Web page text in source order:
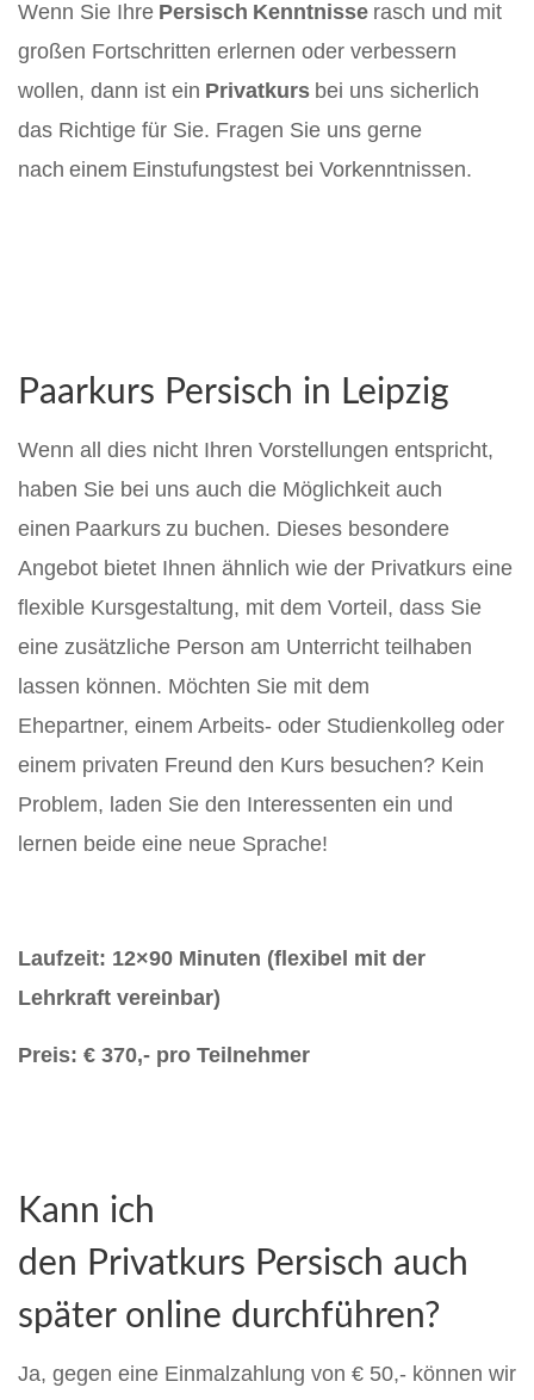
Wenn Sie Ihre Persisch Kenntnisse rasch und mit
großen Fortschritten erlernen oder verbessern
wollen, dann ist ein Privatkurs bei uns sicherlich
das Richtige für Sie. Fragen Sie uns gerne
nach einem Einstufungstest bei Vorkenntnissen.
Paarkurs Persisch in Leipzig
Wenn all dies nicht Ihren Vorstellungen entspricht,
haben Sie bei uns auch die Möglichkeit auch
einen Paarkurs zu buchen. Dieses besondere
Angebot bietet Ihnen ähnlich wie der Privatkurs eine
flexible Kursgestaltung, mit dem Vorteil, dass Sie
eine zusätzliche Person am Unterricht teilhaben
lassen können. Möchten Sie mit dem
Ehepartner, einem Arbeits- oder Studienkolleg oder
einem privaten Freund den Kurs besuchen? Kein
Problem, laden Sie den Interessenten ein und
lernen beide eine neue Sprache!
Laufzeit: 12×90 Minuten (flexibel mit der
Lehrkraft vereinbar)
Preis: € 370,- pro Teilnehmer
Kann ich
den Privatkurs Persisch auch
später online durchführen?
Ja, gegen eine Einmalzahlung von € 50,- können wir